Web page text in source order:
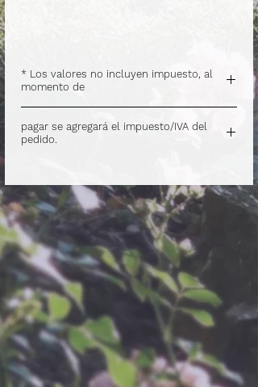
* Los valores no incluyen impuesto, al
momento de
pagar se agregará el impuesto/IVA del
pedido.